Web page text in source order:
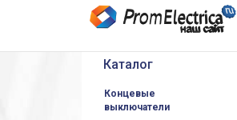
Каталог
Концевые
выключатели